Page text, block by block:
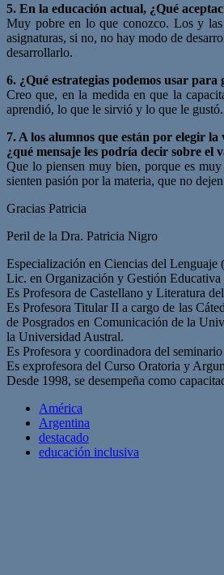
5. En la educación actual, ¿Qué
Muy pobre en lo que conozco. Los y las
asignaturas, si no, no hay modo de
desarrollarlo.
6. ¿Qué estrategias podemos usar
Creo que, en la medida en que la
aprendió, lo que le sirvió y lo que le
7. A los alumnos que están por elegir
¿qué mensaje les podría decir sobre el
Que lo piensen muy bien, porque es
sienten pasión por la materia, que no
Gracias Patricia
Peril de la Dra. Patricia Nigro
Especialización en Ciencias del Lenguaje
Lic. en Organización y Gestión
Es Profesora de Castellano y Literatura
Es Profesora Titular II a cargo de las
de Posgrados en Comunicación de la
la Universidad Austral.
Es Profesora y coordinadora del
Es exprofesora del Curso Oratoria y
Desde 1998, se desempeña como
América
Argentina
destacado
educación inclusiva